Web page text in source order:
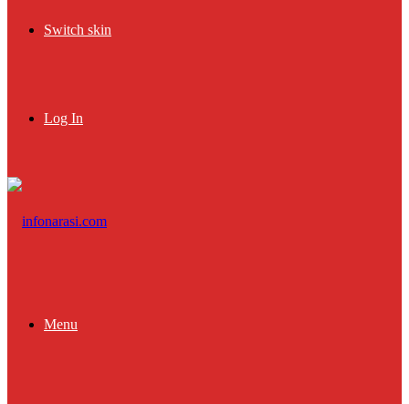
Switch skin
Log In
Menu